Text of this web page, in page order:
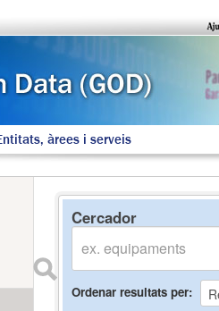
àrees i serveis
Cercador
Ordenar resultats per